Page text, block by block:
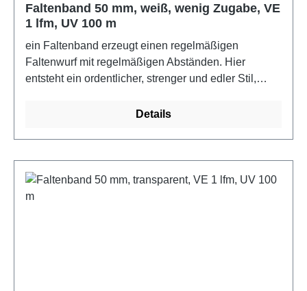
Faltenband 50 mm, weiß, wenig Zugabe, VE
1 lfm, UV 100 m
ein Faltenband erzeugt einen regelmäßigen
Faltenwurf mit regelmäßigen Abständen. Hier
entsteht ein ordentlicher, strenger und edler Stil,
sein kann. 100% PolyesterFarbe: weiß
Details